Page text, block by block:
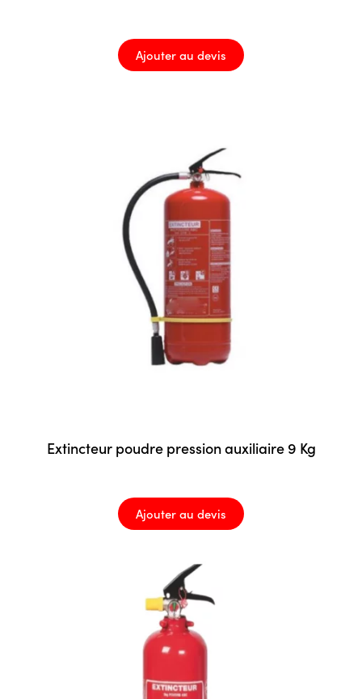
Ajouter au devis
Extincteur poudre pression auxiliaire 9 Kg
Ajouter au devis